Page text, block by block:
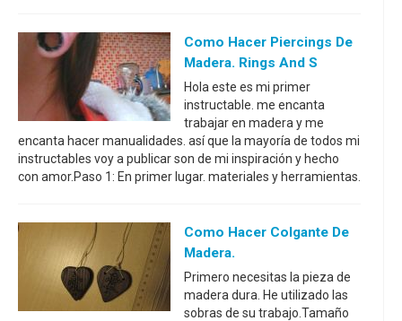
Como Hacer Piercings De
Madera. Rings And S
Hola este es mi primer
instructable. me encanta
trabajar en madera y me
encanta hacer manualidades. así que la mayoría de todos mi
instructables voy a publicar son de mi inspiración y hecho
con amor.Paso 1: En primer lugar. materiales y herramientas.
Como Hacer Colgante De
Madera.
Primero necesitas la pieza de
madera dura. He utilizado las
sobras de su trabajo.Tamaño